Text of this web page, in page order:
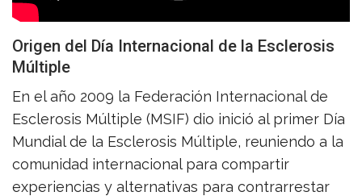
Origen del Día Internacional de la Esclerosis
Múltiple
En el año 2009 la Federación Internacional de
Esclerosis Múltiple (MSIF) dio inició al primer Día
Mundial de la Esclerosis Múltiple, reuniendo a la
comunidad internacional para compartir
experiencias y alternativas para contrarrestar